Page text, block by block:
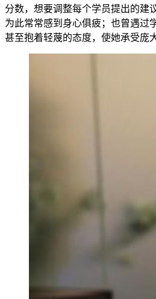
分数，想要调整每个学员提出的建
为此常常感到身心俱疲；也曾遇过
甚至抱着轻蔑的态度，使她承受庞